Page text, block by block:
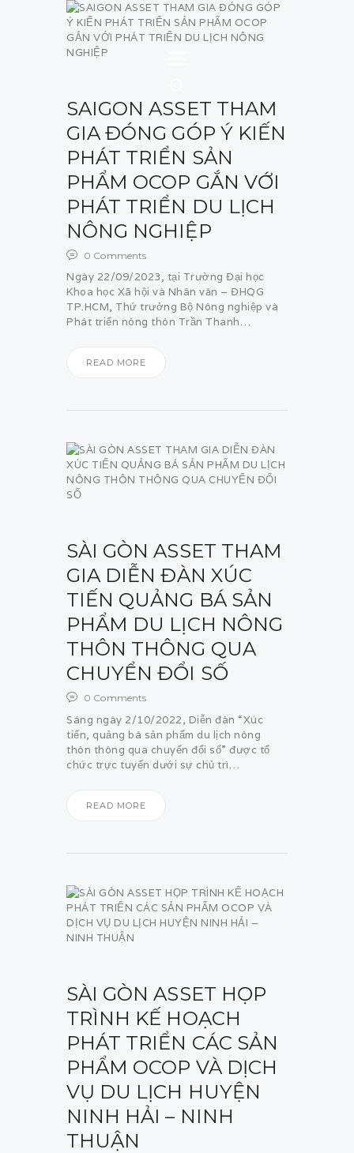
SAIGON ASSET
TRANG CHỦ
DỊCH VỤ
DỰ ÁN
TIN TỨC
LIÊN HỆ
SAIGON ASSET THAM
GIA ĐÓNG GÓP Ý KIẾN
PHÁT TRIỂN SẢN
PHẨM OCOP GẮN VỚI
PHÁT TRIỂN DU LỊCH
NÔNG NGHIỆP
0 Comments
Ngày 22/09/2023, tại Trường Đại học
Khoa học Xã hội và Nhân văn – ĐHQG
TP.HCM, Thứ trưởng Bộ Nông nghiệp và
Phát triển nông thôn Trần Thanh…
READ MORE
SÀI GÒN ASSET THAM
GIA DIỄN ĐÀN XÚC
TIẾN QUẢNG BÁ SẢN
PHẨM DU LỊCH NÔNG
THÔN THÔNG QUA
CHUYỂN ĐỔI SỐ
0 Comments
Sáng ngày 2/10/2022, Diễn đàn “Xúc
tiến, quảng bá sản phẩm du lịch nông
thôn thông qua chuyển đổi số” được tổ
chức trực tuyến dưới sự chủ trì…
READ MORE
SÀI GÒN ASSET HỌP
TRÌNH KẾ HOẠCH
PHÁT TRIỂN CÁC SẢN
PHẨM OCOP VÀ DỊCH
VỤ DU LỊCH HUYỆN
NINH HẢI – NINH
THUẬN